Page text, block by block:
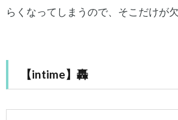
らくなってしまうので、そこだけが欠
【intime】轟